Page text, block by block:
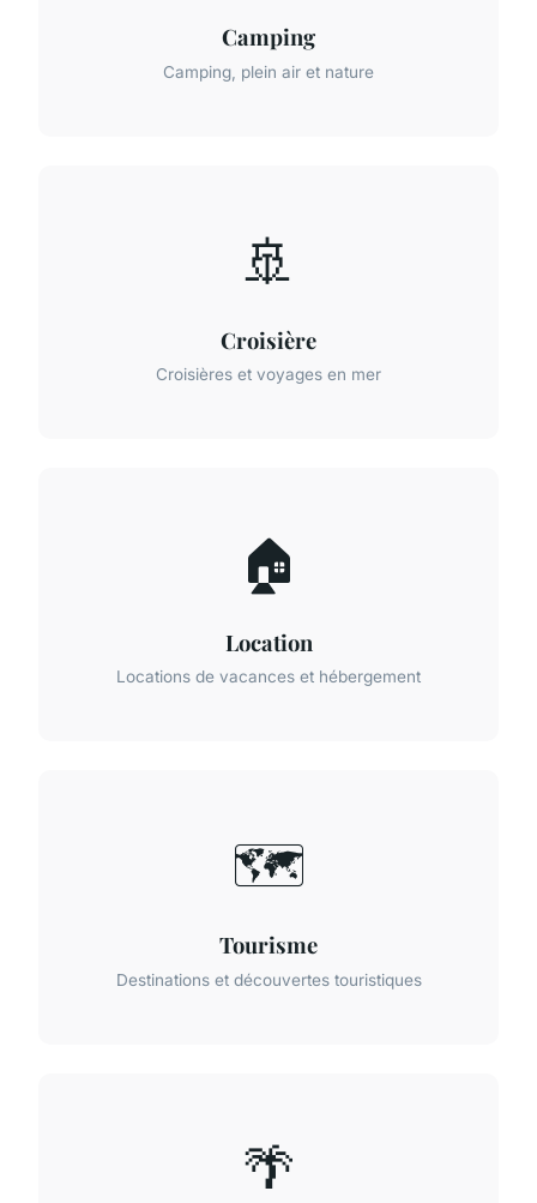
Camping
Camping, plein air et nature
🚢
Croisière
Croisières et voyages en mer
🏠
Location
Locations de vacances et hébergement
🗺️
Tourisme
Destinations et découvertes touristiques
🌴